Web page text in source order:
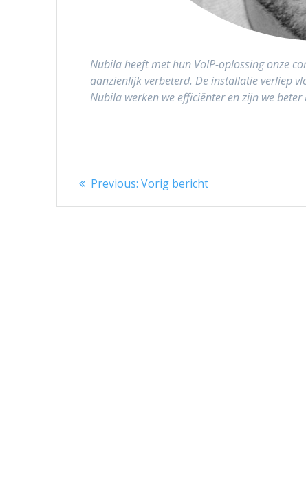
Nubila heeft met hun VoIP-oplossing onze
aanzienlijk verbeterd. De installatie verliep
Nubila werken we efficiënter en zijn we
Berichtnavigatie
Previous: Previous
Vorig bericht